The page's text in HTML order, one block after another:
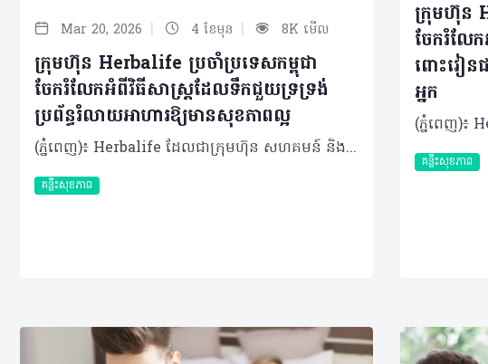
Mar 20, 2026 | 4 ខែមុន | 8K មើល
ក្រុមហ៊ុន Herbalife ប្រចាំប្រទេសកម្ពុជា
ចែករំលែកអំពីវិធីសាស្រ្តដែលទឹកជួយទ្រទ្រង់
ប្រព័ន្ធរំលាយអាហារឱ្យមានសុខភាពល្អ
(ភ្នំពេញ)៖ Herbalife ដែលជាក្រុមហ៊ុន សហគមន៍ និងវេទិកាភ្ជាប់ទំនាក់ទំនង លំដាប់ថ្នាក់ពិភពលោក ផ្នែកសុខភាព និងសុខុមាលភាពបានចែករំលែកអំពី របៀបដែលទឹកជួយទ្រទ្រង់ប្រព័ន្ធរំលាយអាហារឱ្យមានសុខភាពល្អ។ ទឹកគឺជាកត្តាចម្បងបំផុតដែលជួយឱ្យប្រព័ន្ធរំលាយអាហារដំណើរការបានរលូន តាំងពីចំណុចចាប់ផ្ដើមរហូតដល់បញ្ចប់។ បច្ចុប្បន្ន ការយកចិត្តទុកដាក់លើសុខភាពប្រព័ន្ធរំលាយអាហារមានការកើនឡើងយ៉ាងខ្លាំង ដោយសារការរកឃើញថ្មីៗអំពី "មីក្រូជីវចម្រុះក្នុងពោះវៀន" (Gut Microbiome)។ វាគឺជាបណ្តុំបាក់តេរីដែលរស់នៅក្នុងបំពង់រំលាយអាហារ ហើយមានឥទ្ធិពលយ៉ាងខ្លាំងដល់ប្រព័ន្ធសុខភាពទូទៅនៃរាងកាយទាំងមូល។ អ្នកប្រហែលជាបានដឹងខ្លះស្រាប់មកហើយថា ដើម្បីរក្សាប្រព័ន្ធរំលាយអាហាររបស់អ្នកឱ្យមានសុខភាពល្អ ការទទួលទានប្រូបាយអូទិក (probiotics - បាក់តេរី "ល្អ") ក៏ដូចជា ព្រីបីយូទិក (prebiotics - "អាហារ" សម្រាប់ប្រូបាយអូទិក) និងជាតិសរសៃឱ្យបានគ្រប់គ្រាន់ គឺជារឿងសំខាន់ដែលអ្នកមិនគួរមើលរំលង។ ប៉ុន្តែមានរឿងមួយដែលសាមញ្ញនិងរឹតតែសំខាន់នោះគឺ៖ ទឹក។ ទឹកមានវត្តមាននៅក្នុងគ្រប់ជំហាននៃដំណើរការរំលាយអាហារ ហេតុដូច្នោះហើយទើបការរក្សាជាតិទឹកឱ្យបានគ្រប់គ្រាន់មានសារៈសំខាន់ខ្លាំងចំពោះសុខភាពរបស់អ្នក។ តើទឹកជួយដល់ការរំលាយអាហារយ៉ាងដូចម្តេច? ចាប់ផ្តើមតាំងពីចំណុចដំបូងបំផុតនៃដំណើរការរំលាយអាហារ ទឹកគឺជាសមាសធាតុសំខាន់នៃទឹកមាត់។ ទឹកមាត់មានមុខងារជាច្រើនដូចជា៖ • វាជួយធ្វើឱ្យអាហារមានសំណើម ដែលបង្កភាពងាយស្រួលក្នុងការទំពា និងលេបចូល • ទឹកមាត់ក៏មានផ្ទុកអង់ស៊ីម ដែលវាដើរតួជាអ្នកបំបែកសារធាតុអាហារដូចជា ជាតិខ្លាញ់ និងកាបូអ៊ីដ្រាត តាំងពីដំបូងបំផុតមុនក្រពះទៅទៀត នៅពេលអាហារឆ្លងកាត់ចូលទៅក្នុងក្រពះ ទឹកក្រពះត្រូវបានបញ្ចេញមក។ទឹកទាំងនោះក៏មានផ្ទុកនូវអង់ស៊ីម ដែលនឹងចាប់ផ្តើម​បំបែកប្រូតេអ៊ីន និងកាបូអ៊ីដ្រាតនៅក្នុងអាហារដែលអ្នកញ៉ាំឱ្យទៅជាផ្នែកតូចៗ ទើបបញ្ជូនទៅកាន់ពោះវៀនតូច ដែលជាកន្លែងកើតមានការរំលាយអាហារភាគច្រើន។ ក្នុងដំណាក់កាលនេះ ទឹកក៏ត្រូវការជាចាំបាច់ផងដែរ ដើម្បីផលិតទឹករំអិលដែលស្រោបផ្នែកខាងក្នុងនៃក្រពះរបស់អ្នក ដែលជួយការពារពីអាស៊ីតក្រពះ។ គួរឱ្យកត់សម្គាល់ផងដែរថា វាមិនមែនជាការពិតនោះទេនូវការលើកឡើងមួយថា ការផឹកទឹកជាមួយអាហារនឹងធ្វើឱ្យទឹកក្រពះរាវខ្លាំង រហូតដល់វាមិនអាចធ្វើការងារបាន។​ តែផ្ទុយទៅវិញ ការមានជាតិទឹកគ្រប់គ្រាន់នឹងជួយជម្រុញដំណើរការនេះឱ្យកាន់តែល្អទៅវិញទេ។ របៀបដែលទឹកទ្រទ្រង់សុខភាពពោះវៀន នៅពេលអាហារផ្លាស់ទីតាមពោះវៀនតូច មានសកម្មភាពរំលាយអាហារជាច្រើនដែលទឹកជួយសម្របសម្រួល៖ • សារធាតុរាវ (ដែលបញ្ចេញពីក្នុងខ្លួន) កាន់តែច្រើន ត្រូវបានបញ្ចេញទៅក្នុងពោះវៀនតូច ពីស្រទាប់ផ្ទៃខាងក្នុងនៃពោះវៀនផ្ទាល់ ក៏ដូចជាពីលំពែង និងថ្លើមផងដែរ។ • អង់ស៊ីមធ្វើការដើម្បីពន្លឿនដំណើរការ និងជួយរៀបចំសម្របសម្រួលការស្រូបយកនៅដំណាក់កាលចុងក្រោយនៃការរំលាយអាហារ៖ អាស៊ីតអាមីណូពីប្រូតេអ៊ីន អាស៊ីតខ្លាញ់ពីជាតិខ្លាញ់ និងម៉ូលេគុលស្ករនីមួយៗពីកាបូអ៊ីដ្រាត។ • ការស្រូបយកសារធាតុចិញ្ចឹមភាគច្រើនកើតឡើងនៅក្នុងពោះវៀនតូច ហើយបន្ទាប់មកសារធាតុចិញ្ចឹមដែលរំលាយរួច នឹងឆ្លងកាត់ទៅកាន់ចរន្តឈាមរបស់អ្នក។ នៅពេលដំណើរការរំលាយអាហារបន្តនៅក្នុងពោះវៀនធំ ទឹកក៏មានសារៈសំខាន់ខ្លាំងផងដែរ៖ • ជាតិសរសៃរលាយ (Soluble fibers) ដែលអ្នកទទួលទាន (មាននៅក្នុងអាហារដូចជា អូត សណ្តែក និងបាឡេ) វានឹងរលាយក្នុងទឹក ហើយប៉ោង និងរីកមាឌ ដែលវានឹងជួយរាងកាយស្រូបយកជាតិស្ករយឺតៗ និងបញ្ជុះកូឡេស្តេរ៉ុល។ • ជាតិសរសៃមិនរលាយ (Insoluble fiber) ដែលអ្នកទទួលទាន (មាននៅក្នុងអាហារដូចជា គ្រាប់ធញ្ញជាតិ និងបន្លែភាគច្រើន) គឺនឹងចាប់យក និងបឺតយកទឹក ដែលវាជួយជំរុញដល់ការបន្ទោបង់ឱ្យបានទៀងទាត់។ គួរបញ្ជាក់ផងដែរថា ផ្នែកខាងក្រោមនៃពោះវៀន ក៏ជាកន្លែងដែលរាងកាយរបស់អ្នកស្រូបយកជាតិរ៉ែភាគច្រើនដែលអ្នកទទួលទាន ហើយទឹកនៅទីនោះជាអ្នកជួយសម្រួលដល់ការស្រូបយកនូវសារធាតុរ៉ែទាំងអស់នោះ។ ជាការពិតណាស់ ប្រព័ន្ធរំលាយអាហារដែលមានសុខភាពល្អ គឺពឹងផ្អែកលើការមានជាតិសរសៃគ្រប់គ្រាន់។ បន្ថែមពីនេះ ការហាត់ប្រាណក៏មានសារៈសំខាន់ផងដែរ នៅពេលអ្នកធ្វើចលនាសាច់ដុំឆ្អឹងអំឡុងពេលហាត់ប្រាណ អ្នកក៏កំពុងជំរុញសាច់ដុំ រលោង (Smooth muscle) នៃបំពង់រំលាយក្នុងពេលតែមួយ ដែលវានឹងជួយជំរុញការបន្ទោបង់មានភាពទៀងទាត់។ បើទោះបីជាអ្វីដែលលើកឡើងមកនេះសំខាន់កម្រិតណាក៏ដោយ ក៏សូមកុំភ្លេចរឿងដ៏សាមញ្ញបំផុតមួយគឺទឹក ហើយអ្នកត្រូវប្រាកដថាអ្នកទទួលទានជាតិទឹកបានច្រើន និងទៀងទាត់ជារៀងរាល់ថ្ងៃ ដើម្បីរក្សាប្រព័ន្ធរំលាយអាហារទាំងស្រុងឱ្យដំណើរការបានរលូន។ អំពីក្រុមហ៊ុន Herbalife ក្រុមហ៊ុន Herbalife (NYSE: HLF) គឺជាក្រុមហ៊ុនសុខភាព និងសុខុមាលភាពឈានមុខគេ និងជាសហគមន៍ដែលកំពុងផ្លាស់ប្តូរជីវិតរបស់មនុស្សជាមួយនឹងផលិតផលអាហារូបត្ថម្ភដ៏អស្ចារ្យ និងជាឱកាសអាជីវកម្មសម្រាប់សមាជិកឯករាជ្យរបស់ខ្លួនចាប់តាំងពីឆ្នាំ 1980។ ក្រុមហ៊ុនផ្តល់ជូននូវផលិតផលដែលគាំទ្រដោយវិទ្យាសាស្រ្តដល់អ្នកប្រើប្រាស់នៅក្នុងទីផ្សារជាង 90។ តាមរយៈសមាជិកឯករាជ្យដែលផ្តល់ជូននូវការបណ្តុះបណ្តាលមួយទល់មួយ និងផ្តល់ការគាំទ្រសហគមន៍ដោយបំផុសគំនិតឱ្យអតិថិជនប្រកាន់ខ្ជាប់នូវរបៀបរស់នៅដែលមានភាពសកម្ម។
គន្លឹះសុខភាព
ក្រុមហ៊ុន
ចែករំលែ
ពោះវៀ
អ្នក
គន្លឹះសុខភាព